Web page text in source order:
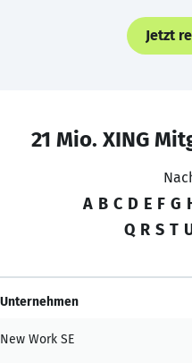
Jetzt
21 Mio. XING
A B C D E F G
Q R S T
Unternehmen
New Work SE